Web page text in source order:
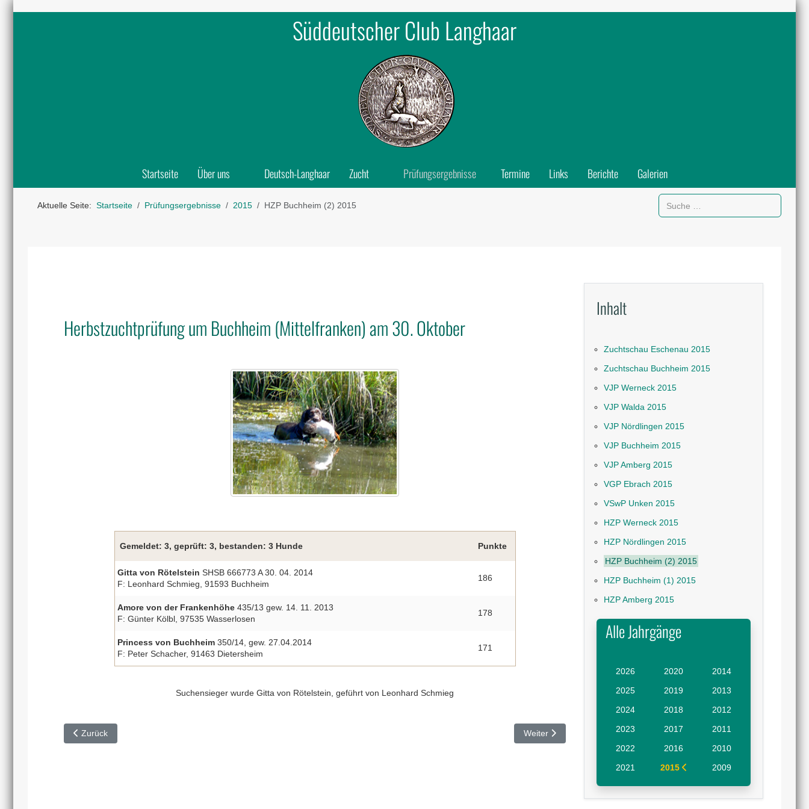
Süddeutscher Club Langhaar
Startseite Über uns Deutsch-Langhaar Zucht Prüfungsergebnisse Termine Links Berichte Galerien
Aktuelle Seite: Startseite Prüfungsergebnisse 2015 HZP Buchheim (2) 2015
Suchen
Herbstzuchtprüfung um Buchheim (Mittelfranken) am 30. Oktober
Gemeldet: 3, geprüft: 3, bestanden: 3 Hunde Punkte
Gitta von Rötelstein SHSB 666773 A 30. 04. 2014
F: Leonhard Schmieg, 91593 Buchheim
186
Amore von der Frankenhöhe 435/13 gew. 14. 11. 2013
F: Günter Kölbl, 97535 Wasserlosen
178
Princess von Buchheim 350/14, gew. 27.04.2014
F: Peter Schacher, 91463 Dietersheim
171
Suchensieger wurde Gitta von Rötelstein, geführt von Leonhard Schmieg
Vorheriger Beitrag: HZP Nördlingen 2015
Zurück Nächster Beitrag: HZP Buchheim (1) 2015
Weiter
Inhalt
Zuchtschau Eschenau 2015
Zuchtschau Buchheim 2015
VJP Werneck 2015
VJP Walda 2015
VJP Nördlingen 2015
VJP Buchheim 2015
VJP Amberg 2015
VGP Ebrach 2015
VSwP Unken 2015
HZP Werneck 2015
HZP Nördlingen 2015
HZP Buchheim (2) 2015
HZP Buchheim (1) 2015
HZP Amberg 2015
Alle Jahrgänge
2026
2025
2024
2023
2022
2021
2020
2019
2018
2017
2016
2015
2014
2013
2012
2011
2010
2009